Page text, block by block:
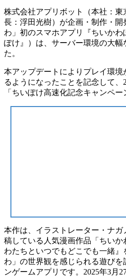
株式会社アプリボット（本社：
長：浮田光樹）が企画・制作・
わ」初のスマホアプリ『ちいか
ぽけ』）は、サーバー環境の大幅
た。
本アップデートによりプレイ環
るようになったことを記念して、
「ちいぽけ高速化記念キャンペー
本作は、イラストレーター・ナガ
稿している人気漫画作品「ちい
わたちといつでもどこでも一緒
わ」の世界観を感じられる遊び
ンゲームアプリです。2025年3月